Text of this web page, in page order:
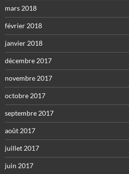
mars 2018
février 2018
janvier 2018
décembre 2017
novembre 2017
octobre 2017
septembre 2017
août 2017
juillet 2017
juin 2017